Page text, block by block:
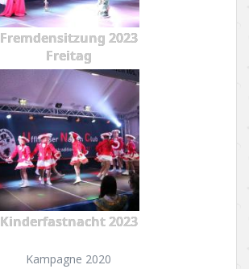
Fremdensitzung 2023
Freitag
Kinderfastnacht 2023
Kampagne 2020